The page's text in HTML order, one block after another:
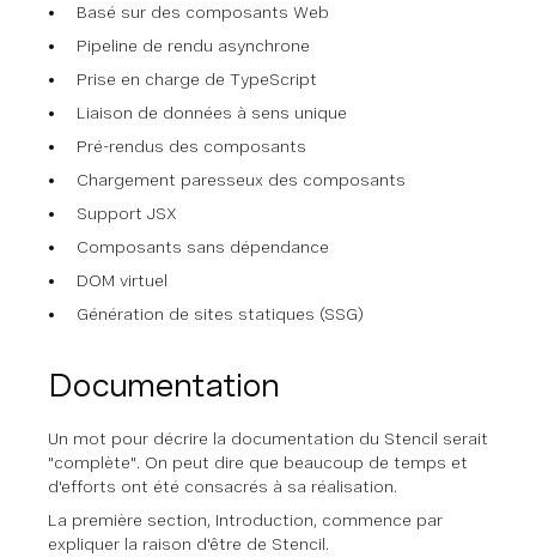
Basé sur des composants Web
Pipeline de rendu asynchrone
Prise en charge de TypeScript
Liaison de données à sens unique
Pré-rendus des composants
Chargement paresseux des composants
Support JSX
Composants sans dépendance
DOM virtuel
Génération de sites statiques (SSG)
Documentation
Un mot pour décrire la documentation du Stencil serait
"complète". On peut dire que beaucoup de temps et
d'efforts ont été consacrés à sa réalisation.
La première section, Introduction, commence par
expliquer la raison d'être de Stencil.